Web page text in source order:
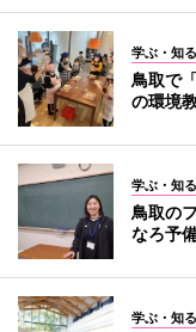
学ぶ・知る
鳥取で
の環境
学ぶ・知る
鳥取の
なろ予
学ぶ・知る